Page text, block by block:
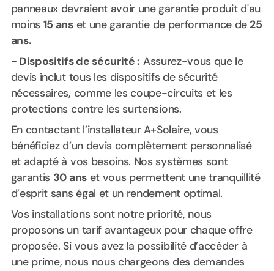
panneaux devraient avoir une garantie produit d'au
moins 15 anset une garantie de performance de 25
ans.
- Dispositifs de sécurité : Assurez-vous que le
devis inclut tous les dispositifs de sécurité
nécessaires, comme les coupe-circuits et les
protections contre les surtensions.
En contactant l’installateur A+Solaire, vous
bénéficiez d’un devis complètement personnalisé
et adapté à vos besoins. Nos systèmes sont
garantis 30 anset vous permettent une tranquillité
d’esprit sans égal et un rendement optimal.
Vos installations sont notre priorité, nous
proposons un tarif avantageux pour chaque offre
proposée. Si vous avez la possibilité d’accéder à
une prime, nous nous chargeons des demandes